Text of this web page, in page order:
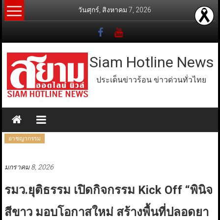
Skip
to
วันศุกร์, สิงหาคม 7, 2026
Siam Hotline News
ประเด็นข่าวร้อน ข่าวด่วนทั่วไทย
อาชญากรรม
มกราคม 8, 2026
รมว.ยุติธรรม เปิดกิจกรรม Kick Off “พินิจ
สีขาว มอบโอกาสใหม่ สร้างพื้นที่ปลอดยา